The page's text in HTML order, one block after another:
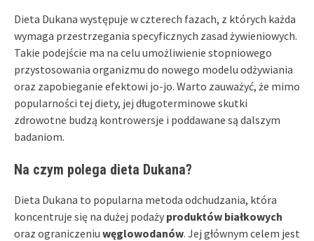
Dieta Dukana występuje w czterech fazach, z których każda
wymaga przestrzegania specyficznych zasad żywieniowych.
Takie podejście ma na celu umożliwienie stopniowego
przystosowania organizmu do nowego modelu odżywiania
oraz zapobieganie efektowi jo-jo. Warto zauważyć, że mimo
popularności tej diety, jej długoterminowe skutki
zdrowotne budzą kontrowersje i poddawane są dalszym
badaniom.
Na czym polega dieta Dukana?
Dieta Dukana to popularna metoda odchudzania, która
koncentruje się na dużej podaży produktów białkowych
oraz ograniczeniu węglowodanów. Jej głównym celem jest